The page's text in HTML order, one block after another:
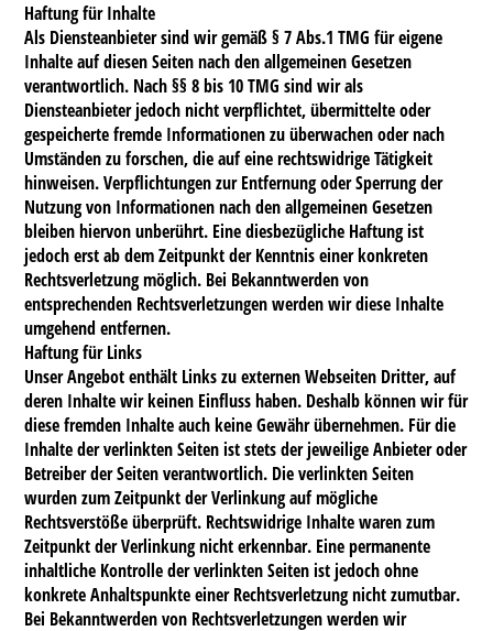
Haftung für Inhalte
Als Diensteanbieter sind wir gemäß § 7 Abs.1 TMG für eigene
Inhalte auf diesen Seiten nach den allgemeinen Gesetzen
verantwortlich. Nach §§ 8 bis 10 TMG sind wir als
Diensteanbieter jedoch nicht verpflichtet, übermittelte oder
gespeicherte fremde Informationen zu überwachen oder nach
Umständen zu forschen, die auf eine rechtswidrige Tätigkeit
hinweisen. Verpflichtungen zur Entfernung oder Sperrung der
Nutzung von Informationen nach den allgemeinen Gesetzen
bleiben hiervon unberührt. Eine diesbezügliche Haftung ist
jedoch erst ab dem Zeitpunkt der Kenntnis einer konkreten
Rechtsverletzung möglich. Bei Bekanntwerden von
entsprechenden Rechtsverletzungen werden wir diese Inhalte
umgehend entfernen.
Haftung für Links
Unser Angebot enthält Links zu externen Webseiten Dritter, auf
deren Inhalte wir keinen Einfluss haben. Deshalb können wir für
diese fremden Inhalte auch keine Gewähr übernehmen. Für die
Inhalte der verlinkten Seiten ist stets der jeweilige Anbieter oder
Betreiber der Seiten verantwortlich. Die verlinkten Seiten
wurden zum Zeitpunkt der Verlinkung auf mögliche
Rechtsverstöße überprüft. Rechtswidrige Inhalte waren zum
Zeitpunkt der Verlinkung nicht erkennbar. Eine permanente
inhaltliche Kontrolle der verlinkten Seiten ist jedoch ohne
konkrete Anhaltspunkte einer Rechtsverletzung nicht zumutbar.
Bei Bekanntwerden von Rechtsverletzungen werden wir